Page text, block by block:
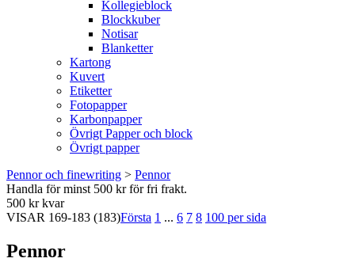
Kollegieblock
Blockkuber
Notisar
Blanketter
Kartong
Kuvert
Etiketter
Fotopapper
Karbonpapper
Övrigt Papper och block
Övrigt papper
Pennor och finewriting > Pennor
Handla för minst 500 kr för fri frakt.
500 kr kvar
VISAR 169-183 (183)Första 1 ... 6 7 8 100 per sida
Pennor